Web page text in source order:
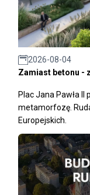
2026-08-04
Zamiast betonu -
Plac Jana Pawła
metamorfozę.
Europejskich.